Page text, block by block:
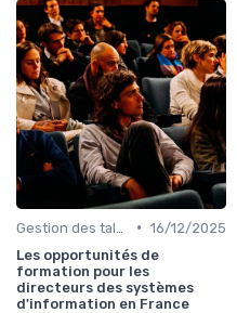
• 16/12/2025
Les opportunités de
formation pour les
directeurs des systèmes
d'information en France